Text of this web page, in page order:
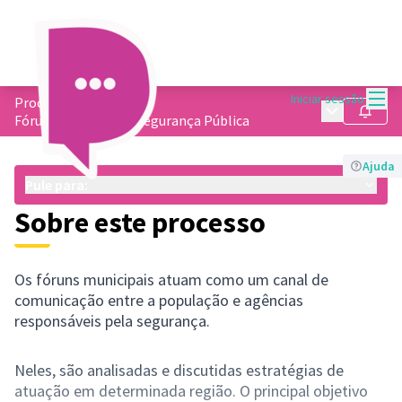
Iniciar sessão
Processos
Fórum Municipal de Segurança Pública
MenuSeguir
Ajuda
Sobre este processo
Os fóruns municipais atuam como um canal de
comunicação entre a população e agências
responsáveis pela segurança.
Neles, são analisadas e discutidas estratégias de
atuação em determinada região. O principal objetivo